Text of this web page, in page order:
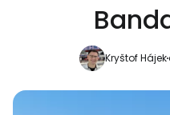
Kryštof Hájek
Lanjutkan